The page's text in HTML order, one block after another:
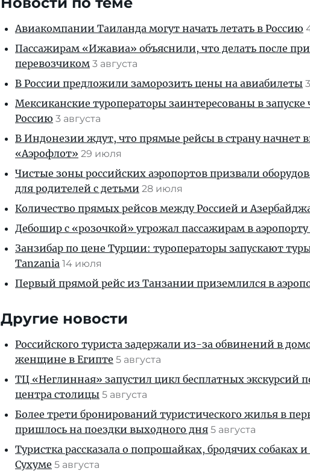
Авиакомпании Таиланда могут начать летать в Россию
Пассажирам «Ижавиа» объяснили, что делать после
перевозчиком 3 августа
В России предложили заморозить цены на авиабилеты
Мексиканские туроператоры заинтересованы в запуске
Россию 3 августа
В Индонезии ждут, что прямые рейсы в страну начнет
«Аэрофлот» 29 июля
Чистые зоны российских аэропортов призвали
для родителей с детьми 28 июля
Количество прямых рейсов между Россией и
Дебошир с «розочкой» угрожал пассажирам в аэропорту
Занзибар по цене Турции: туроператоры запускают
Tanzania 14 июля
Первый прямой рейс из Танзании приземлился в
Другие новости
Российского туриста задержали из-за обвинений в
женщине в Египте 5 августа
ТЦ «Неглинная» запустил цикл бесплатных экскурсий
центра столицы 5 августа
Более трети бронирований туристического жилья в
пришлось на поездки выходного дня 5 августа
Туристка рассказала о попрошайках, бродячих собаках
Сухуме 5 августа